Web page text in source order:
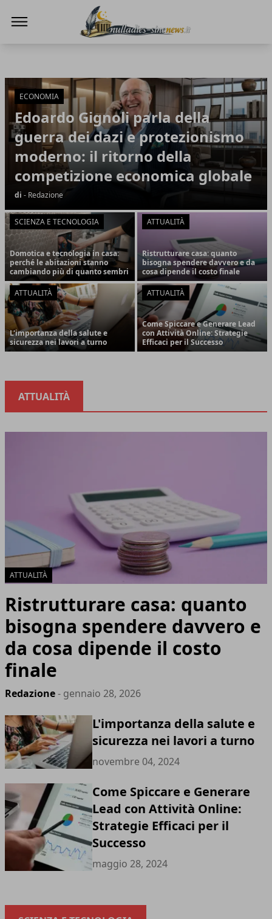
Articoli in Evidenza
ECONOMIA
Edoardo Gignoli parla della
guerra dei dazi e protezionismo
moderno: il ritorno della
competizione economica globale
di - Redazione
SCIENZA E TECNOLOGIA
Domotica e tecnologia in casa:
perché le abitazioni stanno
cambiando più di quanto sembri
ATTUALITÀ
Ristrutturare casa: quanto
bisogna spendere davvero e da
cosa dipende il costo finale
ATTUALITÀ
L'importanza della salute e
sicurezza nei lavori a turno
ATTUALITÀ
Come Spiccare e Generare Lead
con Attività Online: Strategie
Efficaci per il Successo
ATTUALITÀ
ATTUALITÀ
Ristrutturare casa: quanto
bisogna spendere davvero e
da cosa dipende il costo
finale
Redazione- gennaio 28, 2026
L'importanza della salute e
sicurezza nei lavori a turno
novembre 04, 2024
Come Spiccare e Generare
Lead con Attività Online:
Strategie Efficaci per il
Successo
maggio 28, 2024